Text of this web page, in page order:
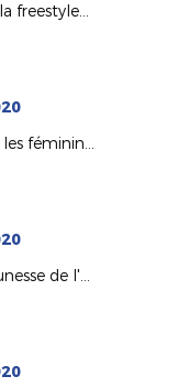
A la découverte de la freestyleuse Alisson Langlade (Le Mans)
Coupes régionales : les féminines de l'AEPR Rezé au déif du FC Nantes
Gambardella : la jeunesse de l'USJA Carqefou veut continuer à écrire l'histoire